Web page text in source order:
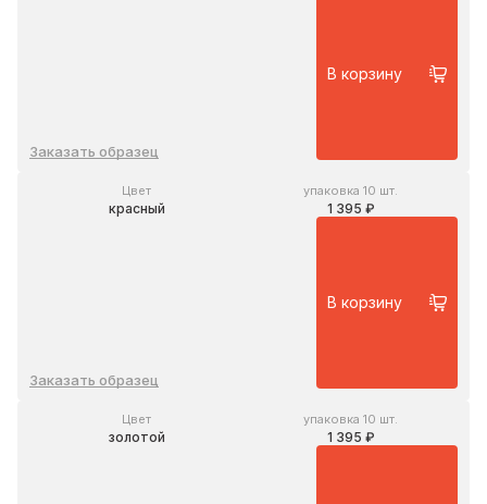
Заказать образец
В корзину
Цвет
красный
упаковка 10 шт.
1 395 ₽
Заказать образец
В корзину
Цвет
золотой
упаковка 10 шт.
1 395 ₽